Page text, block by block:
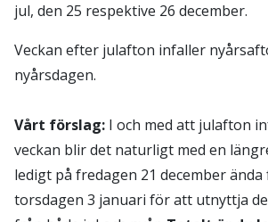
jul, den 25 respektive 26 december.
Veckan efter julafton infaller
nyårsdagen.
Vårt förslag: I och med att julafton
veckan blir det naturligt med en
ledigt på fredagen 21 december
torsdagen 3 januari för att utnyttja